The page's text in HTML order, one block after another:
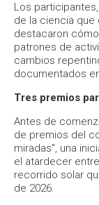
Los
de la ciencia
destacaron
patrones de
cambios
documentados
Tres premios
Antes de
de premios del
miradas”, una
el atardecer
recorrido solar
de 2026.